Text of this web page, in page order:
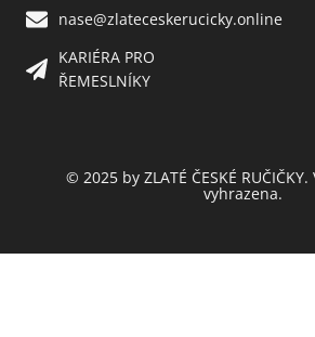
nase@zlateceskerucicky.online
KARIÉRA PRO
ŘEMESLNÍKY
© 2025 by ZLATÉ ČESKÉ
vyhrazena.